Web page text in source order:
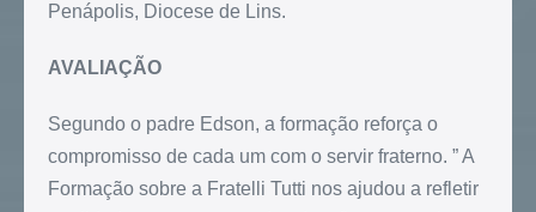
Penápolis, Diocese de Lins.
AVALIAÇÃO
Segundo o padre Edson, a formação reforça o
compromisso de cada um com o servir fraterno. ” A
Formação sobre a Fratelli Tutti nos ajudou a refletir